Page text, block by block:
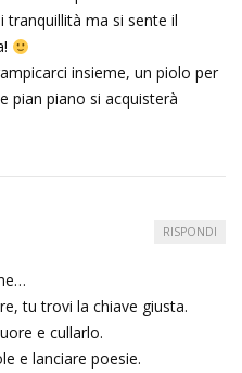
tranquillità ma si sente il
insieme, un piolo per
pian piano si acquisterà
tu trovi la chiave giusta.
e cullarlo.
e lanciare poesie.
RISPONDI